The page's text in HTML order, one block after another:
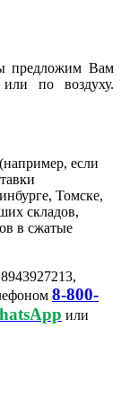
предложим Вам
по воздуху.
если
Томске,
складов,
в сжатые
8-800-
или